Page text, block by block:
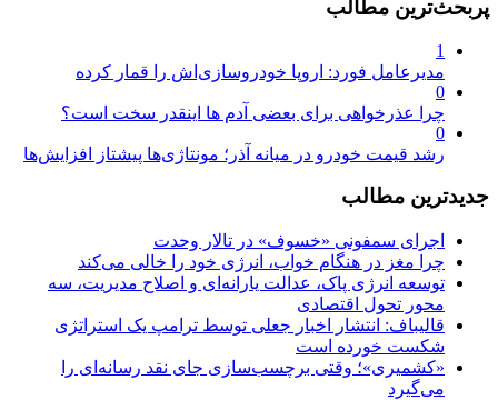
پربحث‌ترین مطالب
1
مدیرعامل فورد: اروپا خودروسازی‌اش را قمار کرده
0
چرا عذرخواهی برای بعضی آدم ها اینقدر سخت است؟
0
رشد قیمت خودرو در میانه آذر؛ مونتاژی‌ها پیشتاز افزایش‌ها
جدیدترین مطالب
اجرای سمفونی «خسوف» در تالار وحدت
چرا مغز در هنگام خواب، انرژی خود را خالی می‌کند
توسعه انرژی پاک، عدالت یارانه‌ای و اصلاح مدیریت، سه
محور تحول اقتصادی
قالیباف: انتشار اخبار جعلی توسط ترامپ یک استراتژی
شکست خورده است
«کشمیری»؛ وقتی برچسب‌سازی جای نقد رسانه‌ای را
می‌گیرد